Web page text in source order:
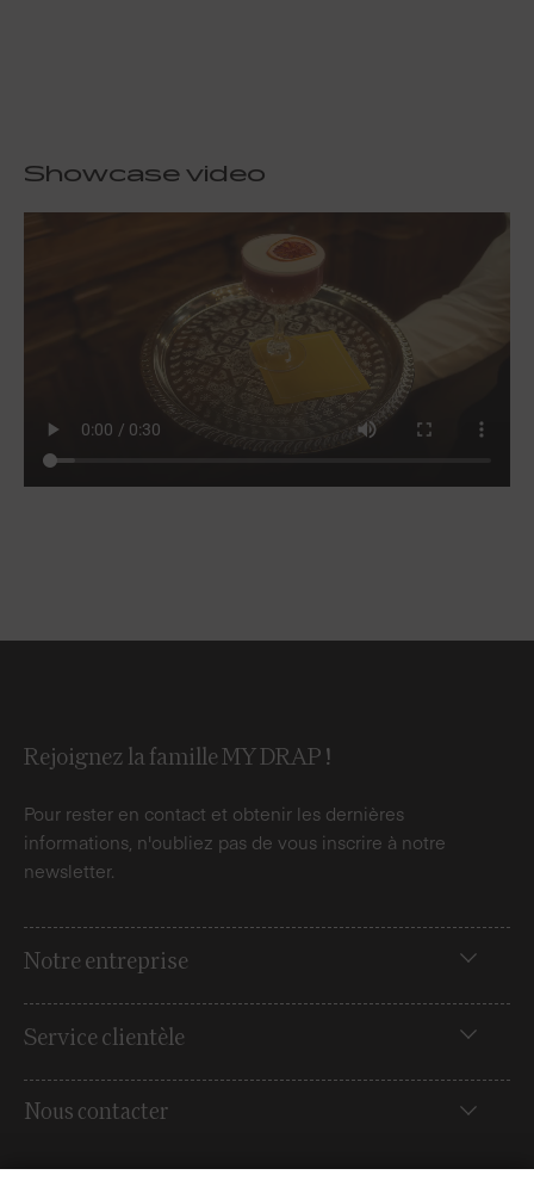
Showcase video
Rejoignez la famille MY DRAP !
Pour rester en contact et obtenir les dernières
informations, n'oubliez pas de vous inscrire à notre
newsletter.
Notre entreprise
Service clientèle
Nous contacter